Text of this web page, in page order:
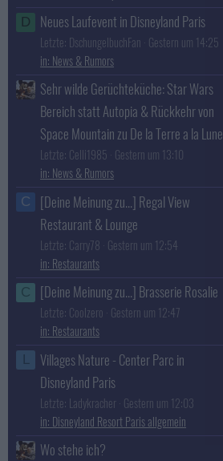
D Neues Laufevent in Disneyland Paris
Letzte: DschungelbuchFan Gestern um 14:25
News & Rumors
Sehr wilde Gerüchteküche: Star Wars
Bereich statt Autopia & Rückkehr von
Space Mountain zu De la Terre a la Lune
Letzte: Celli1985 Gestern um 13:10
News & Rumors
C
[Deine Meinung zu...] Regal View
Restaurant & Lounge
Letzte: Carry78 Gestern um 12:54
Restaurants
C [Deine Meinung zu...] Brasserie Rosalie
Letzte: Coolzero Gestern um 12:47
Restaurants
L
Villages Nature - Center Parc in
Disneyland Paris
Letzte: Ladykracher Gestern um 12:03
Disneyland Resort Paris allgemein
Wo stehe ich?